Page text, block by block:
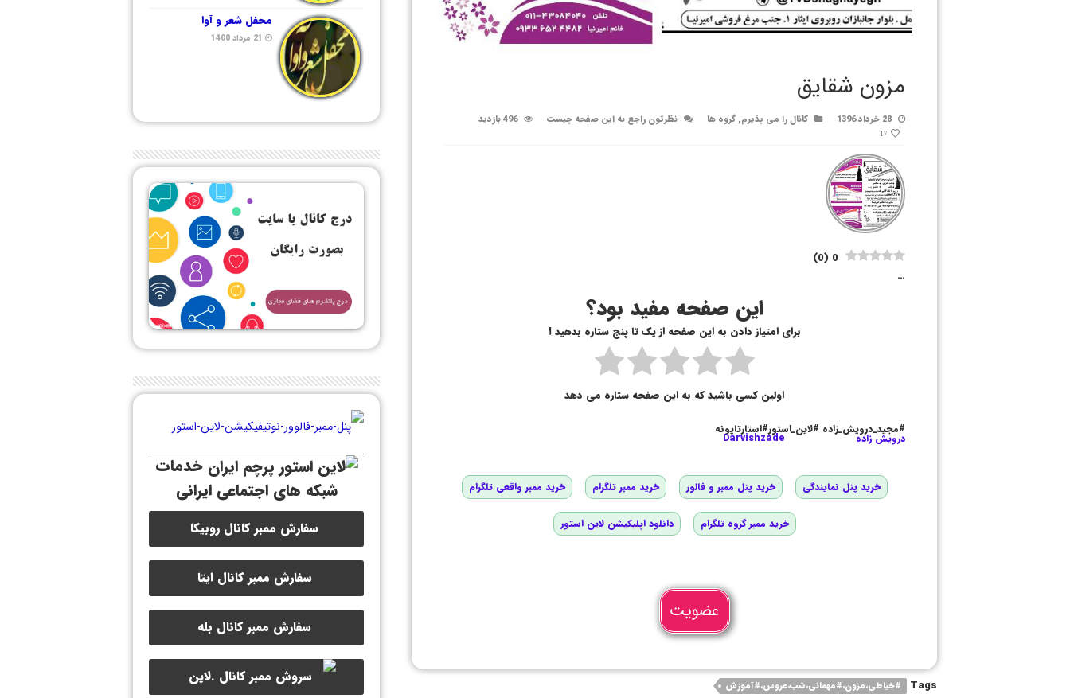
مزون شقایق
28 خرداد 1396 کانال را می پذیرم,گروه ها نظرتون راجع به این صفحه چیست 496 بازدید
17
0
(
0
)
…
این صفحه مفید بود؟
برای امتیاز دادن به این صفحه از یک تا پنج ستاره بدهید !
اولین کسی باشید که به این صفحه ستاره می دهد
#مجید_درویش_زاده #لاین_استور#استارتاپونه
درویش زاده Darvishzade
خرید پنل نمایندگی خرید پنل ممبر و فالور خرید ممبر تلگرام خرید ممبر واقعی تلگرام
خرید ممبر گروه تلگرام دانلود اپلیکیشن لاین استور
عضویت
Tags #خیاطی،مزون،#مهمانی،شب،عروس،#آموزش
محفل شعر و آوا
21 مرداد 1400
خدمات
شبکه های اجتماعی ایرانی
سفارش ممبر کانال روبیکا
سفارش ممبر کانال ایتا
سفارش ممبر کانال بله